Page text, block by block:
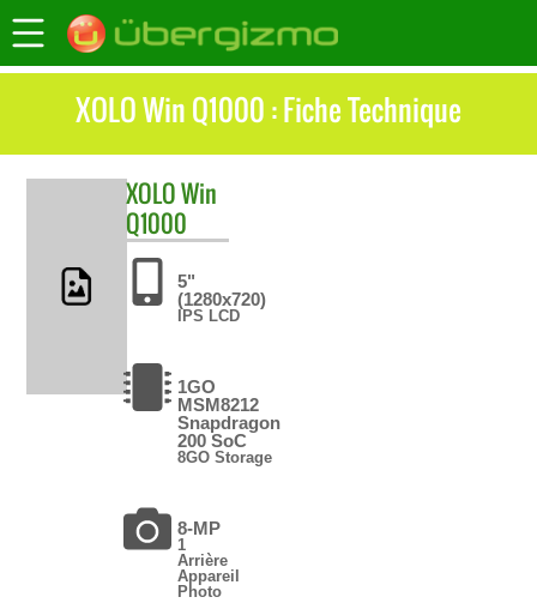
XOLO Win Q1000 : Fiche Technique
XOLOWin
Q1000
5"
(1280x720)
IPS LCD
1GO
MSM8212
Snapdragon
200 SoC
8GO Storage
8-MP
1
Arrière
Appareil
Photo